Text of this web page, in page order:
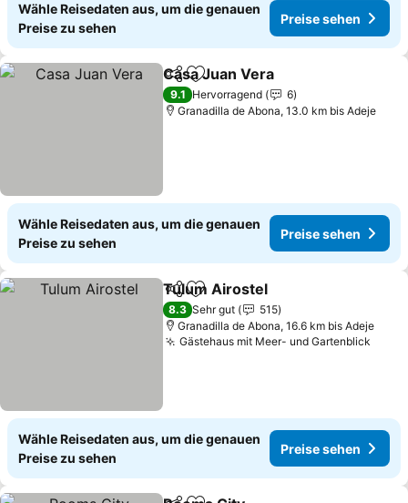
Wähle Reisedaten aus, um die genauen
Preise zu sehen
Preise sehen
TeilenZu Favoriten hinzufügen
Casa Juan Vera
9.1 Hervorragend
6
Granadilla de Abona, 13.0 km bis Adeje
Wähle Reisedaten aus, um die genauen
Preise zu sehen
Preise sehen
TeilenZu Favoriten hinzufügen
Tulum Airostel
8.3 Sehr gut
515
Granadilla de Abona, 16.6 km bis Adeje
Gästehaus mit Meer- und Gartenblick
Wähle Reisedaten aus, um die genauen
Preise zu sehen
Preise sehen